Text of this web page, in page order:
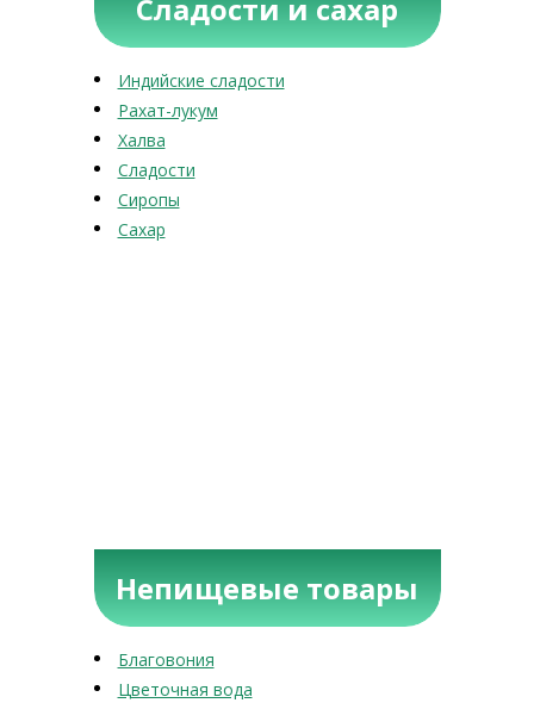
Сладости и сахар
Индийские сладости
Рахат-лукум
Халва
Сладости
Сиропы
Сахар
Непищевые товары
Благовония
Цветочная вода